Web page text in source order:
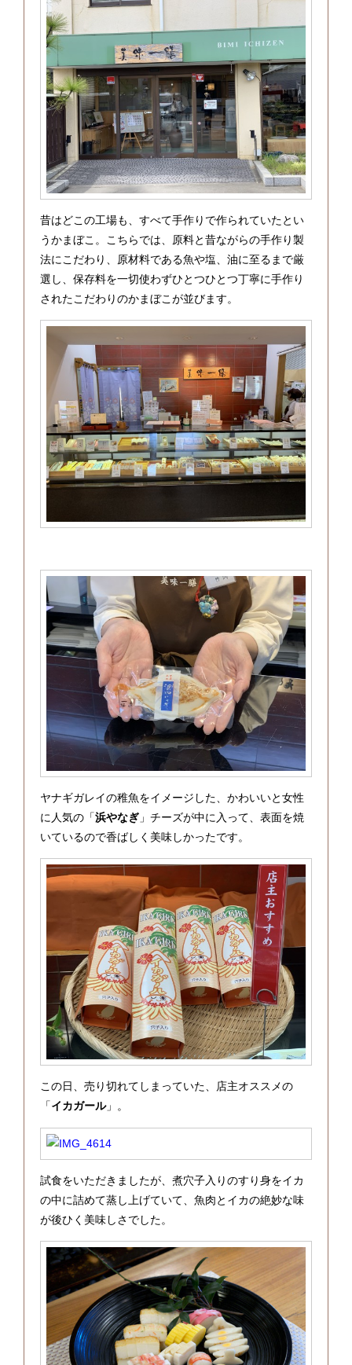
昔はどこの工場も、すべて手作りで作られていたとい
うかまぼこ。こちらでは、原料と昔ながらの手作り製
法にこだわり、原材料である魚や塩、油に至るまで厳
選し、保存料を一切使わずひとつひとつ丁寧に手作り
されたこだわりのかまぼこが並びます。
ヤナギガレイの稚魚をイメージした、かわいいと女性
に人気の「浜やなぎ」チーズが中に入って、表面を焼
いているので香ばしく美味しかったです。
この日、売り切れてしまっていた、店主オススメの
「イカガール」。
試食をいただきましたが、煮穴子入りのすり身をイカ
の中に詰めて蒸し上げていて、魚肉とイカの絶妙な味
が後ひく美味しさでした。